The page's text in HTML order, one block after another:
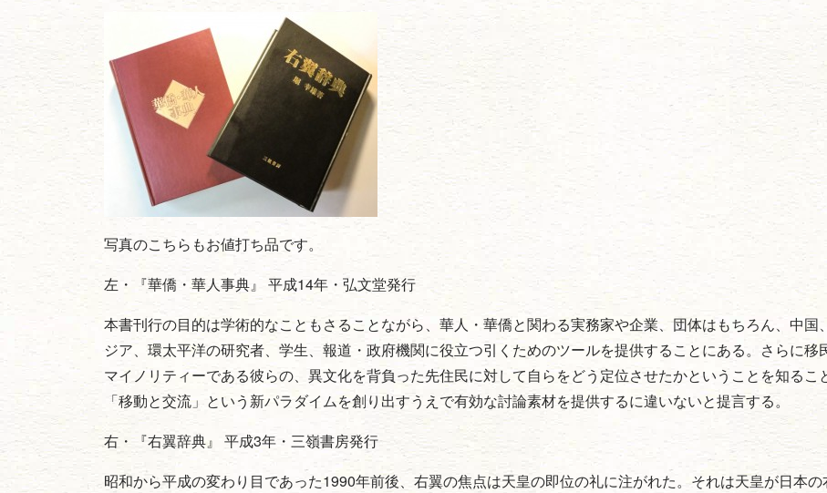
写真のこちらもお値打ち品です。
左・『華僑・華人事典』 平成14年・弘文堂発行
本書刊行の目的は学術的なこともさることながら、華人・華僑と関わる実務家や企業、団体はもちろん、中国
ジア、環太平洋の研究者、学生、報道・政府機関に役立つ引くためのツールを提供することにある。さらに移
マイノリティーである彼らの、異文化を背負った先住民に対して自らをどう定位させたかということを知るこ
「移動と交流」という新パラダイムを創り出すうえで有効な討論素材を提供するに違いないと提言する。
右・『右翼辞典』 平成3年・三嶺書房発行
昭和から平成の変わり目であった1990年前後、右翼の焦点は天皇の即位の礼に注がれた。それは天皇が日本